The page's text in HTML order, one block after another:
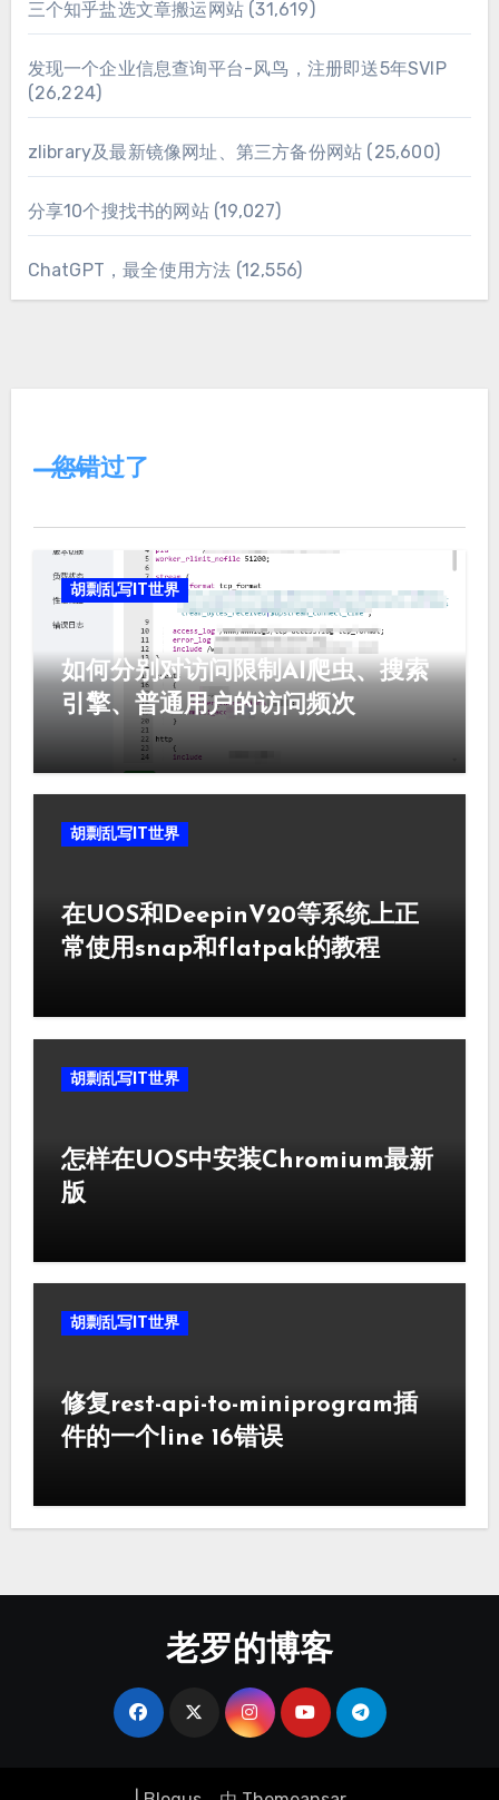
三个知乎盐选文章搬运网站 (31,619)
发现一个企业信息查询平台-风鸟，注册即送5年SVIP
(26,224)
zlibrary及最新镜像网址、第三方备份网站 (25,600)
分享10个搜找书的网站 (19,027)
ChatGPT，最全使用方法 (12,556)
您错过了
胡剽乱写IT世界
如何分别对访问限制AI爬虫、搜索
引擎、普通用户的访问频次
胡剽乱写IT世界
在UOS和DeepinV20等系统上正
常使用snap和flatpak的教程
胡剽乱写IT世界
怎样在UOS中安装Chromium最新
版
胡剽乱写IT世界
修复rest-api-to-miniprogram插
件的一个line 16错误
老罗的博客